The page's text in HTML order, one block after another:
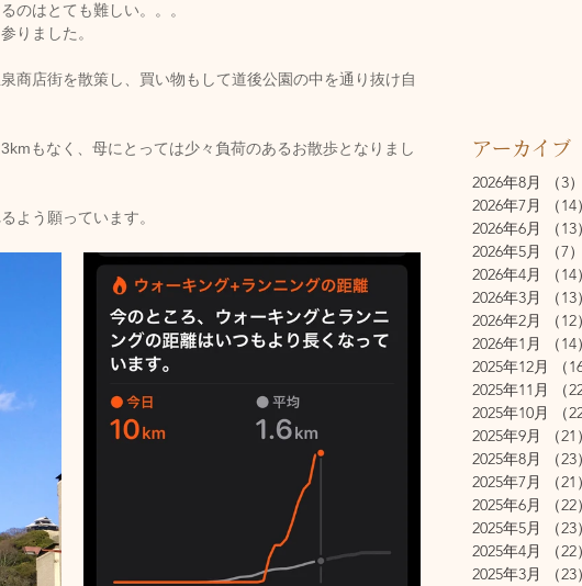
のはとても難しい。。。
りました。
商店街を散策し、買い物もして道後公園の中を通り抜け自
もなく、母にとっては少々負荷のあるお散歩となりまし
よう願っています。
アーカイブ
2026年8月
（3）
2026年7月
（14）
2026年6月
（13）
2026年5月
（7）
2026年4月
（14）
2026年3月
（13）
2026年2月
（12）
2026年1月
（14）
2025年12月
（
2025年11月
（
2025年10月
（
2025年9月
（21）
2025年8月
（23）
2025年7月
（21）
2025年6月
（22）
2025年5月
（23）
2025年4月
（22）
2025年3月
（23）